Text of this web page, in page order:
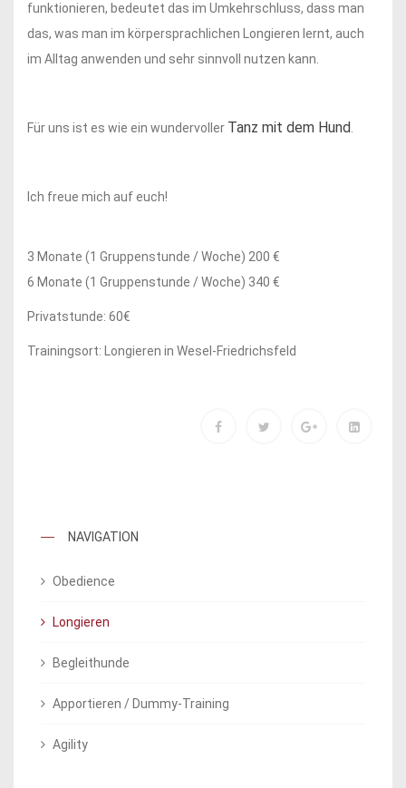
funktionieren, bedeutet das im Umkehrschluss, dass man
das, was man im körpersprachlichen Longieren lernt, auch
im Alltag anwenden und sehr sinnvoll nutzen kann.
Für uns ist es wie ein wundervoller Tanz mit dem Hund
Ich freue mich auf euch!
3 Monate (1 Gruppenstunde / Woche) 200 €
6 Monate (1 Gruppenstunde / Woche) 340 €
Privatstunde: 60€
Trainingsort: Longieren in Wesel-Friedrichsfeld
NAVIGATION
Obedience
Longieren
Begleithunde
Apportieren / Dummy-Training
Agility